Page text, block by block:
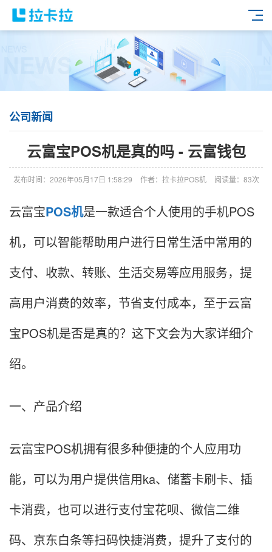
公司新闻
云富宝POS机是真的吗 - 云富钱包
发布时间：2026年05月17日 1:58:29 作者：拉卡拉POS机 阅读量：83次
云富宝POS机是一款适合个人使用的手机POS
机，可以智能帮助用户进行日常生活中常用的
支付、收款、转账、生活交易等应用服务，提
高用户消费的效率，节省支付成本，至于云富
宝POS机是否是真的？这下文会为大家详细介
绍。
一、产品介绍
云富宝POS机拥有很多种便捷的个人应用功
能，可以为用户提供信用ka、储蓄卡刷卡、插
卡消费，也可以进行支付宝花呗、微信二维
码、京东白条等扫码快捷消费，提升了支付的